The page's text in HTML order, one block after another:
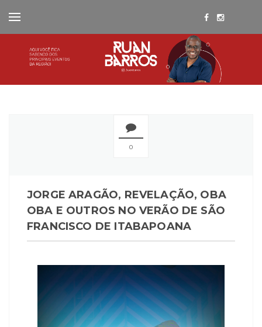
0
JORGE ARAGÃO, REVELAÇÃO, OBA
OBA E OUTROS NO VERÃO DE SÃO
FRANCISCO DE ITABAPOANA